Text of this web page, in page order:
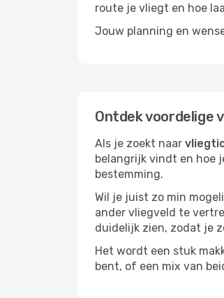
route je vliegt en hoe
Jouw planning en
Ontdek voordelige
Als je zoekt naar
belangrijk vindt en hoe
bestemming.
Wil je juist zo min
ander vliegveld te
duidelijk zien, zodat je
Het wordt een stuk
bent, of een mix van